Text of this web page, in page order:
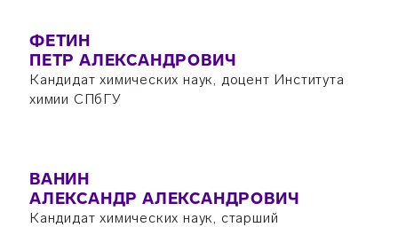
ФЕТИН
ПЕТР АЛЕКСАНДРОВИЧ
Кандидат химических наук, доцент Института
химии СПбГУ
ВАНИН
АЛЕКСАНДР АЛЕКСАНДРОВИЧ
Кандидат химических наук, старший